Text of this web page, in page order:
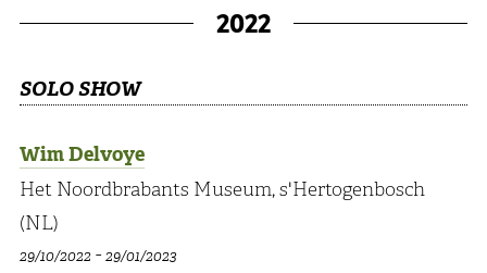
2022
SOLO SHOW
Wim Delvoye
Het Noordbrabants Museum, s'Hertogenbosch
(NL)
29/10/2022 -29/01/2023